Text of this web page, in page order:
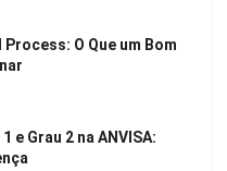
O Que um Bom
e Grau 2 na ANVISA: